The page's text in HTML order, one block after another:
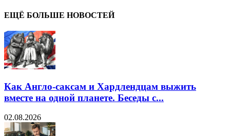
ЕЩЁ БОЛЬШЕ НОВОСТЕЙ
Как Англо-саксам и Хардлендцам выжить
вместе на одной планете. Беседы с...
02.08.2026